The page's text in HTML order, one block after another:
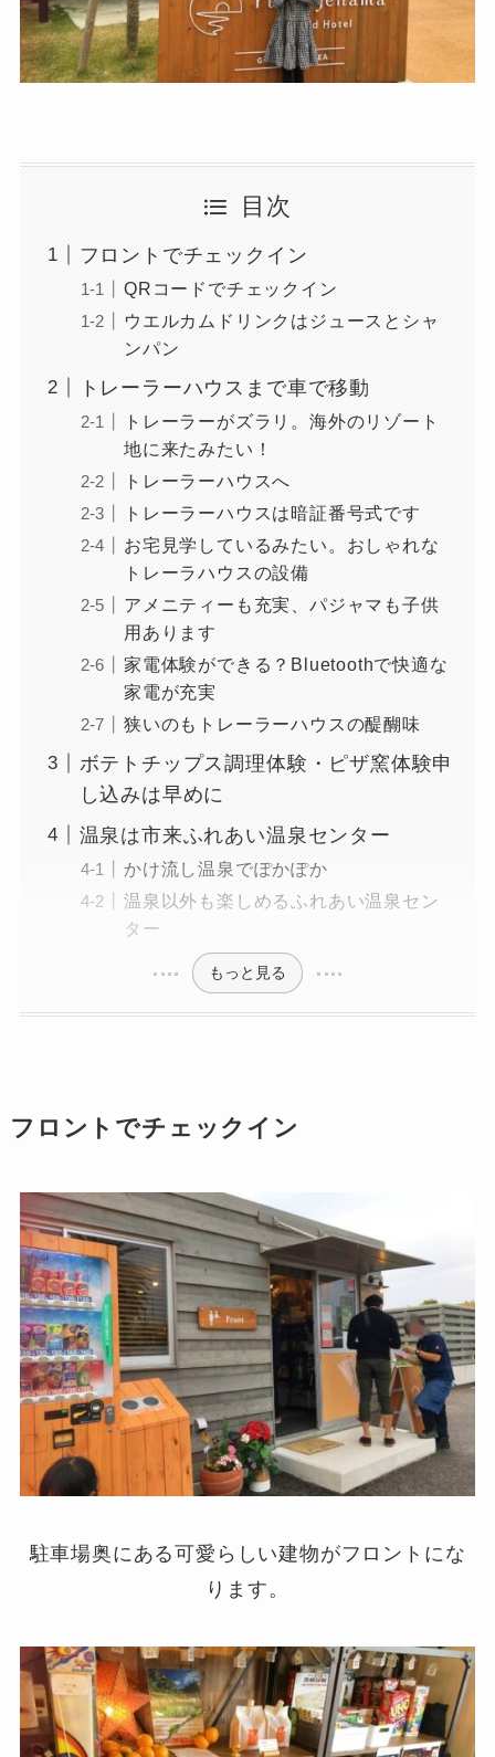
目次
フロントでチェックイン
QRコードでチェックイン
ウエルカムドリンクはジュースとシャ
ンパン
トレーラーハウスまで車で移動
トレーラーがズラリ。海外のリゾート
地に来たみたい！
トレーラーハウスへ
トレーラーハウスは暗証番号式です
お宅見学しているみたい。おしゃれな
トレーラハウスの設備
アメニティーも充実、パジャマも子供
用あります
家電体験ができる？Bluetoothで快適な
家電が充実
狭いのもトレーラーハウスの醍醐味
ボテトチップス調理体験・ピザ窯体験申
し込みは早めに
温泉は市来ふれあい温泉センター
かけ流し温泉でぽかぽか
温泉以外も楽しめるふれあい温泉セン
ター
もっと見る
フロントでチェックイン
駐車場奥にある可愛らしい建物がフロントにな
ります。